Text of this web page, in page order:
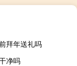
拜年送礼吗
净吗